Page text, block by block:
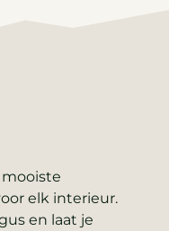
elk interieur.
en laat je